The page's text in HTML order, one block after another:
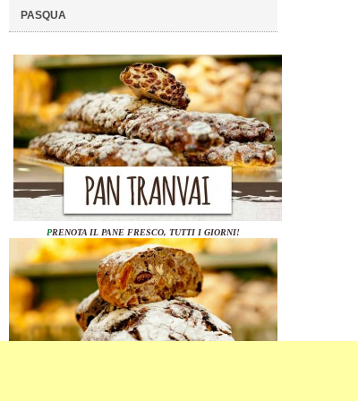
PASQUA
PRENOTA IL PANE FRESCO, TUTTI I GIORNI!